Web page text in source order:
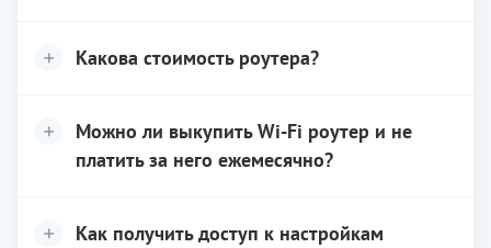
Какова стоимость роутера?
Можно ли выкупить Wi-Fi роутер и не
платить за него ежемесячно?
Как получить доступ к настройкам